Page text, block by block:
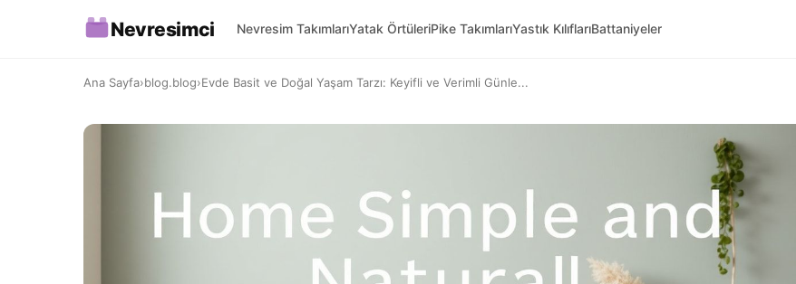
Nevresimci Nevresim TakımlarıYatak ÖrtüleriPike TakımlarıYastık KılıflarıBattaniyeler
Ana Sayfa›blog.blog›Evde Basit ve Doğal Yaşam Tarzı: Keyifli ve Verimli Günle...